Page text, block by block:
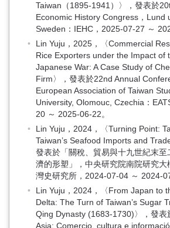
Taiwan（1895-1941）〉，發表於
Economic History Congress，Lund
Sweden：IEHC，2025-07-27 ～
Lin Yuju，2025，〈Commercial
Rice Exporters under the Impact of
Japanese War: A Case Study of
Firm〉，發表於22nd Annual
European Association of Taiwan
University, Olomouc, Czechia：
20 ～ 2025-06-22。
Lin Yuju，2024，〈Turning Point:
Taiwan’s Seafood Imports and
發表於「關稅、貿易與十九世紀末至
濟的形塑」，中央研究院南院研究大
灣史研究所，2024-07-04 ～ 2024-
Lin Yuju，2024，〈From Japan to
Delta: The Turn of Taiwan’s Sugar
Qing Dynasty (1683-1730)〉，發表
Asia: Comercio, cultura e